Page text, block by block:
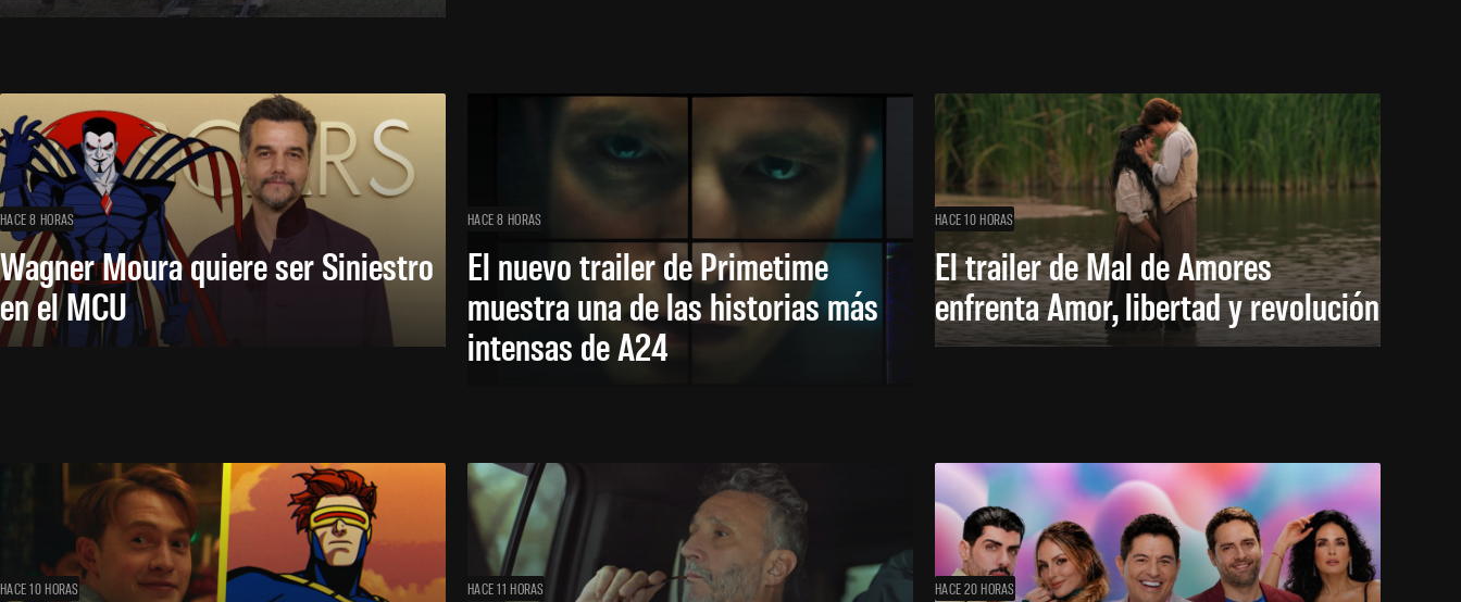
HACE 8 HORAS
Wagner Moura quiere ser Siniestro
en el MCU
HACE 8 HORAS
El nuevo trailer de Primetime
muestra una de las historias más
intensas de A24
HACE 10 HORAS
El trailer de Mal de Amores
enfrenta Amor, libertad y revolución
HACE 10 HORAS HACE 11 HORAS HACE 20 HORAS